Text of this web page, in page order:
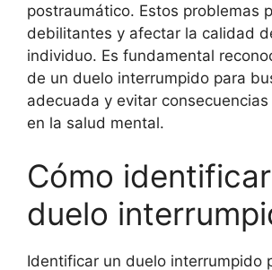
postraumático. Estos problemas
debilitantes y afectar la calidad
individuo. Es fundamental
de un duelo interrumpido para
adecuada y evitar
en la salud mental.
Cómo
duelo
Identificar un duelo interrumpido